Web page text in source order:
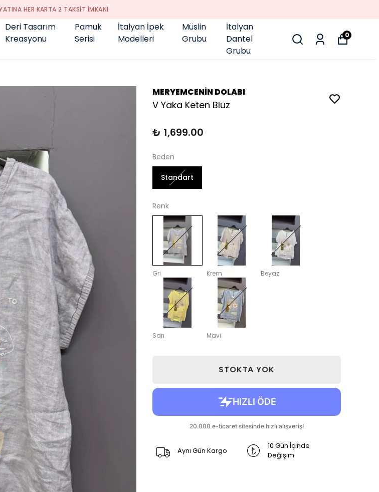
GENÇ BÜYÜK BEDEN 👑
Deri Tasarım
Kreasyonu
Pamuk
Serisi
İtalyan İpek
Modelleri
Müslin
Grubu
İtalyan
Dantel
Grubu
0
MERYEMCENİN DOLABI
V Yaka Keten Bluz
₺ 1,699.00
Beden
Standart
Renk
Gri Krem Beyaz
Sarı Mavi
STOKTA YOK
Aynı Gün Kargo
10 Gün İçinde
Değişim